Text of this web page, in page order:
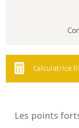
Calculatrice
Les points